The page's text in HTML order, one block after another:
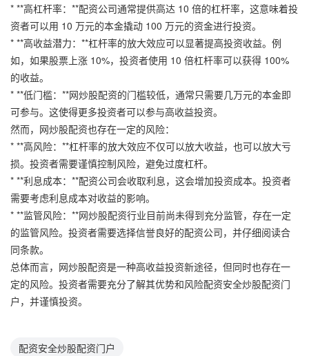
* **高杠杆率：**配资公司通常提供高达 10 倍的杠杆率，这意味着投
资者可以用 10 万元的本金撬动 100 万元的资金进行投资。
* **高收益潜力：**杠杆率的放大效应可以显著提高投资收益。例
如，如果股票上涨 10%，投资者使用 10 倍杠杆率可以获得 100%
的收益。
* **低门槛：**网炒股配资的门槛较低，通常只需要几万元的本金即
可参与。这使得更多投资者可以参与高收益投资。
然而，网炒股配资也存在一定的风险：
* **高风险：**杠杆率的放大效应不仅可以放大收益，也可以放大亏
损。投资者需要谨慎控制风险，避免过度杠杆。
* **利息成本：**配资公司会收取利息，这会增加投资成本。投资者
需要考虑利息成本对收益的影响。
* **监管风险：**网炒股配资行业目前尚未得到充分监管，存在一定
的监管风险。投资者需要选择信誉良好的配资公司，并仔细阅读合
同条款。
总体而言，网炒股配资是一种高收益投资新途径，但同时也存在一
定的风险。投资者需要充分了解其优势和风险配资安全炒股配资门
户，并谨慎投资。
配资安全炒股配资门户